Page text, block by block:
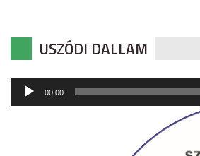
USZÓDI DALLAM
Audió
lejátszó
00:00